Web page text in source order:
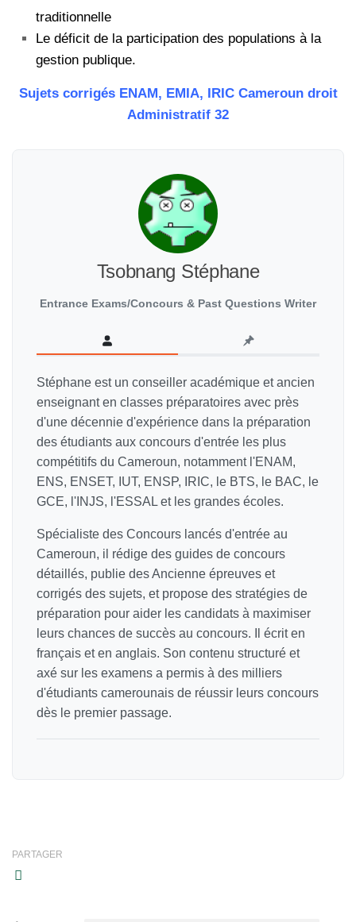
traditionnelle
Le déficit de la participation des populations à la
gestion publique.
Sujets corrigés ENAM, EMIA, IRIC Cameroun droit
Administratif 32
Tsobnang Stéphane
Entrance Exams/Concours & Past Questions Writer
Stéphane est un conseiller académique et ancien
enseignant en classes préparatoires avec près
d'une décennie d'expérience dans la préparation
des étudiants aux concours d'entrée les plus
compétitifs du Cameroun, notamment l'ENAM,
ENS, ENSET, IUT, ENSP, IRIC, le BTS, le BAC, le
GCE, l'INJS, l'ESSAL et les grandes écoles.
Spécialiste des Concours lancés d'entrée au
Cameroun, il rédige des guides de concours
détaillés, publie des Ancienne épreuves et
corrigés des sujets, et propose des stratégies de
préparation pour aider les candidats à maximiser
leurs chances de succès au concours. Il écrit en
français et en anglais. Son contenu structuré et
axé sur les examens a permis à des milliers
d'étudiants camerounais de réussir leurs concours
dès le premier passage.
PARTAGER